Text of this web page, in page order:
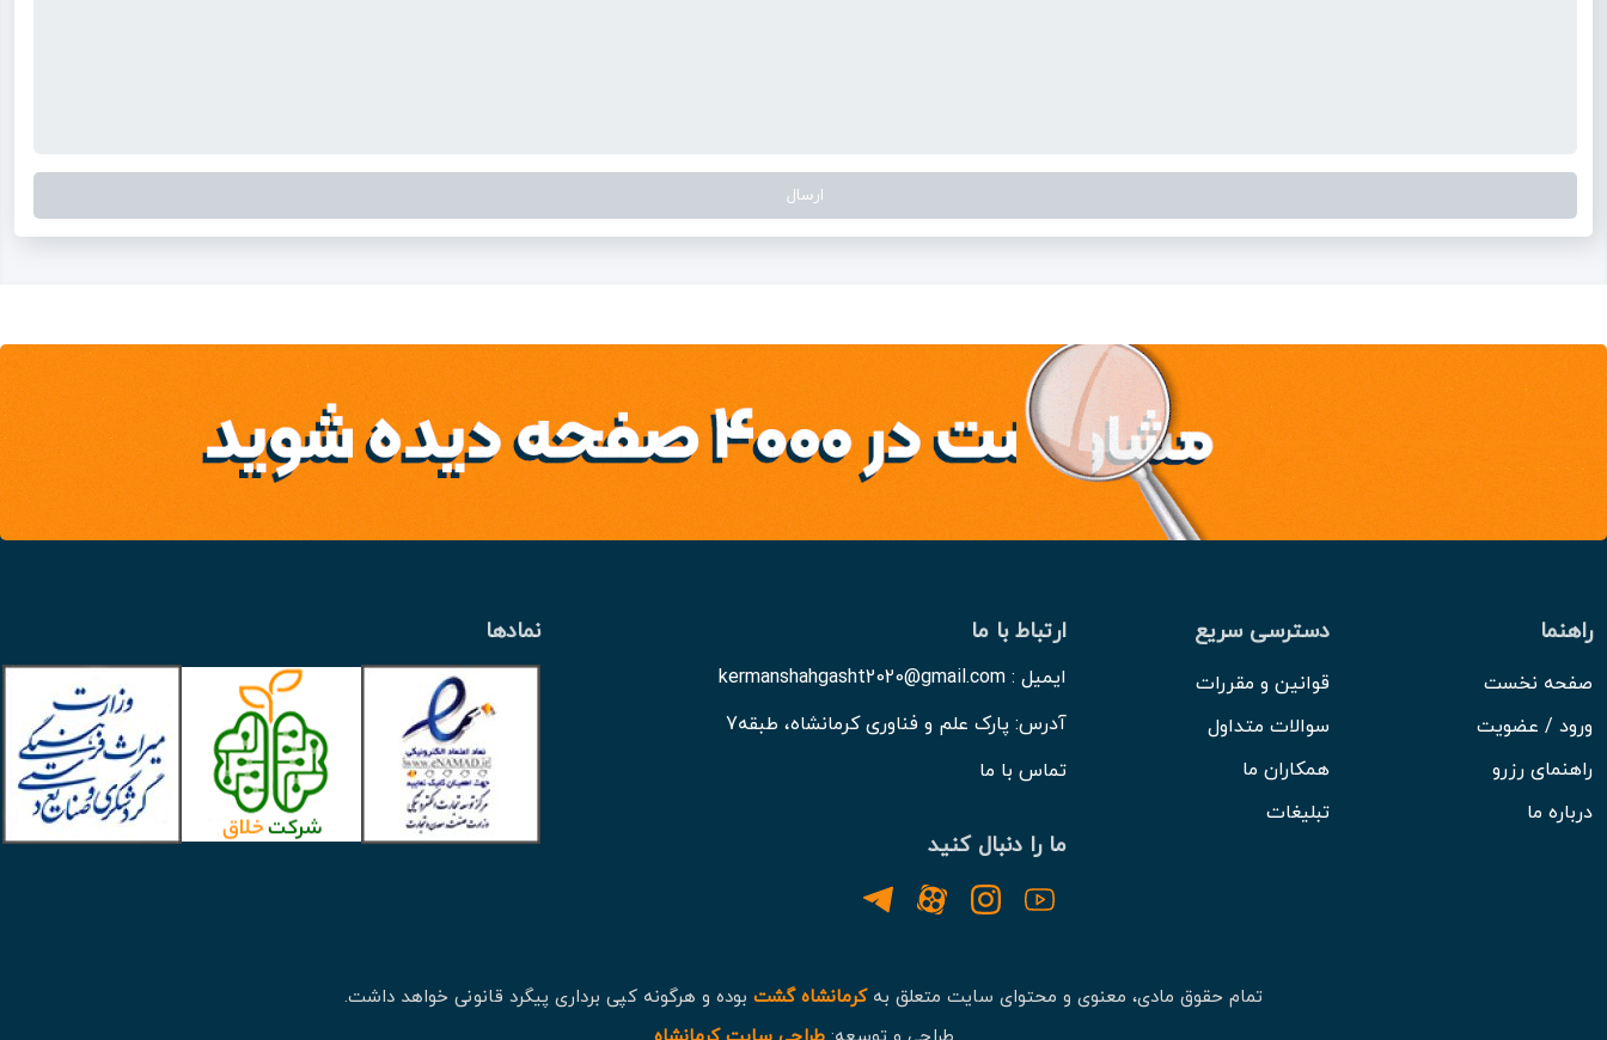
راهنما
صفحه نخست
ورود / عضویت
راهنمای رزرو
درباره ما
دسترسی سریع
قوانین و مقررات
سوالات متداول
همکاران ما
تبلیغات
ارتباط با ما
ایمیل : kermanshahgasht2020@gmail.com
آدرس: پارک علم و فناوری کرمانشاه، طبقه7
تماس با ما
ما را دنبال کنید
نمادها
تمام حقوق مادی، معنوی و محتوای سایت متعلق بهکرمانشاه گشت بوده و هرگونه کپی برداری پیگرد قانونی خواهد داشت.